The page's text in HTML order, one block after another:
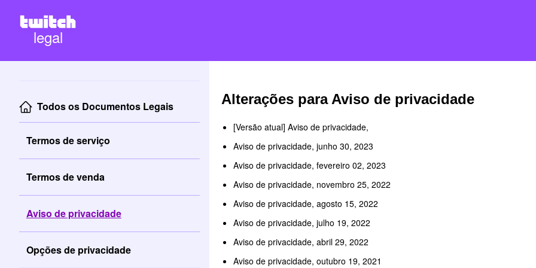
legal
Todos os Documentos Legais
Termos de serviço
Termos de venda
Aviso de privacidade
Opções de privacidade
Alterações para Aviso de privacidade
[Versão atual] Aviso de privacidade,
Aviso de privacidade, junho 30, 2023
Aviso de privacidade, fevereiro 02, 2023
Aviso de privacidade, novembro 25, 2022
Aviso de privacidade, agosto 15, 2022
Aviso de privacidade, julho 19, 2022
Aviso de privacidade, abril 29, 2022
Aviso de privacidade, outubro 19, 2021